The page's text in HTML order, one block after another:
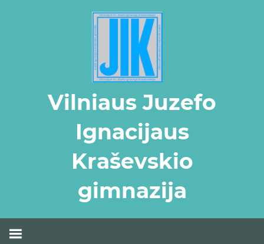
Vilniaus Juzefo
Ignacijaus
Kraševskio
gimnazija